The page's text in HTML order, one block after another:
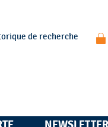
de recherche